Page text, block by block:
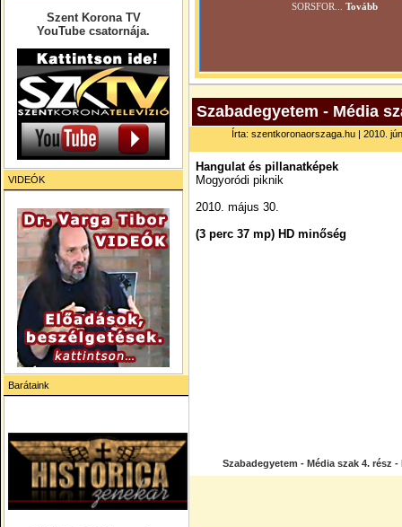
Szent Korona TV
YouTube csatornája.
VIDEÓK
Barátaink
SORSFOR...
Tovább
Szabadegyetem - Média
Írta: szentkoronaorszaga.hu | 2010.
Hangulat és pillanatképek
Mogyoródi piknik
2010. május 30.
(3 perc 37 mp) HD minőség
Szabadegyetem - Média szak 4. rész